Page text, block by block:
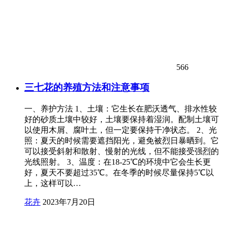
566
三七花的养殖方法和注意事项
一、养护方法 1、土壤：它生长在肥沃透气、排水性较
好的砂质土壤中较好，土壤要保持着湿润。配制土壤可
以使用木屑、腐叶土，但一定要保持干净状态。 2、光
照：夏天的时候需要遮挡阳光，避免被烈日暴晒到。它
可以接受斜射和散射、慢射的光线，但不能接受强烈的
光线照射。 3、温度：在18-25℃的环境中它会生长更
好，夏天不要超过35℃。在冬季的时候尽量保持5℃以
上，这样可以…
花卉 2023年7月20日